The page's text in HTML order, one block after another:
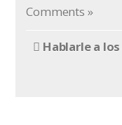
Comments »
Hablarle a